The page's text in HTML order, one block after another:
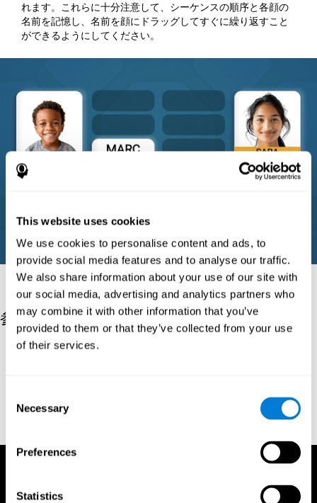
This website uses cookies
We use cookies to personalise content and ads, to
provide social media features and to analyse our traffic.
We also share information about your use of our site with
our social media, advertising and analytics partners who
may combine it with other information that you’ve
provided to them or that they’ve collected from your use
of their services.
Selection
Necessary
Preferences
Statistics
れます。これらに十分注意して、シーケンスの順序と各顔の
名前を記憶し、名前を顔にドラッグしてすぐに繰り返すこと
ができるようにしてください。
参考文献
Corsi, P.M. (1972). Human memory and the medial temporal
(2003). The Wechsler Memory Scale, Third Edition. Clinical
Interpretation of the WAIS-III and WMS-III, 93-139.